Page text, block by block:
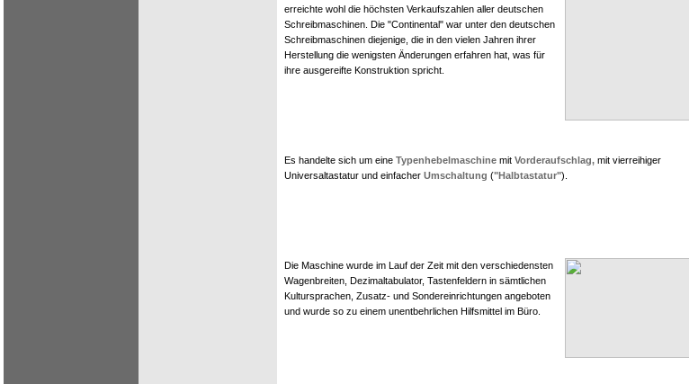
erreichte wohl die höchsten Verkaufszahlen aller deutschen
Schreibmaschinen. Die "Continental" war unter den deutschen
Schreibmaschinen diejenige, die in den vielen Jahren ihrer
Herstellung die wenigsten Änderungen erfahren hat, was für
ihre ausgereifte Konstruktion spricht.
Es handelte sich um eine Typenhebelmaschine mit Vorderaufschlag, mit vierreihiger
Universaltastatur und einfacher Umschaltung ("Halbtastatur").
Die Maschine wurde im Lauf der Zeit mit den verschiedensten
Wagenbreiten, Dezimaltabulator, Tastenfeldern in sämtlichen
Kultursprachen, Zusatz- und Sondereinrichtungen angeboten
und wurde so zu einem unentbehrlichen Hilfsmittel im Büro.